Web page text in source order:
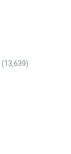
(13,639)